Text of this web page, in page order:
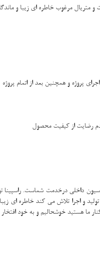
متریال مرغوب خاطره ای زیبا و
پروژه و همچنین بعد از اتمام پروژه
رضایت از کیفیت محصول
داخلی درخدمت شماست. راسپینا
و اجرا تلاش می کند خاطره
ما هستید خوشحالیم و به خود